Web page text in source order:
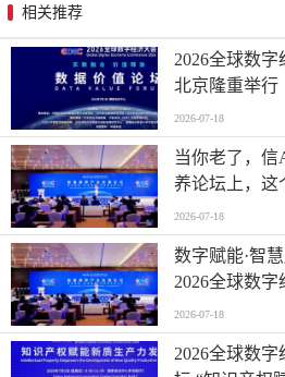
相关推荐
2026全球数
北京隆重举行
2026-07-18
当你老了，
养论坛上，这
2026-07-18
数字赋能·智
2026全球数
发展论坛在京
2026-07-18
2026全球数